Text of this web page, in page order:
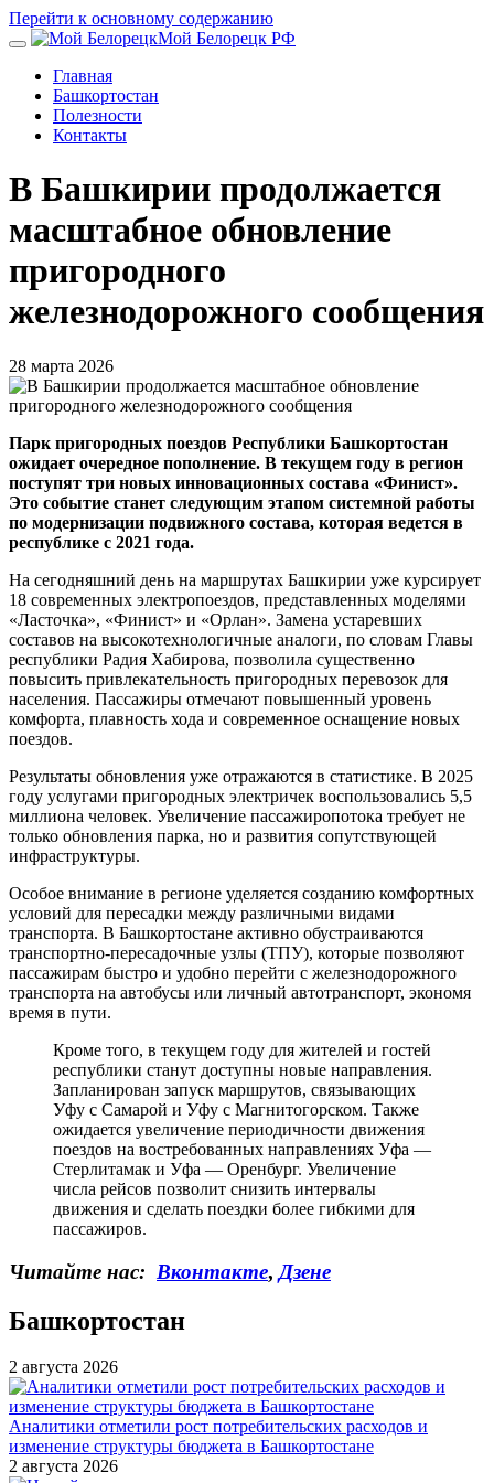
Перейти к основному содержанию
Мой Белорецк РФ
Главная
Башкортостан
Полезности
Контакты
В Башкирии продолжается
масштабное обновление
пригородного
железнодорожного сообщения
28 марта 2026
Парк пригородных поездов Республики Башкортостан
ожидает очередное пополнение. В текущем году в регион
поступят три новых инновационных состава «Финист».
Это событие станет следующим этапом системной работы
по модернизации подвижного состава, которая ведется в
республике с 2021 года.
На сегодняшний день на маршрутах Башкирии уже курсирует
18 современных электропоездов, представленных моделями
«Ласточка», «Финист» и «Орлан». Замена устаревших
составов на высокотехнологичные аналоги, по словам Главы
республики Радия Хабирова, позволила существенно
повысить привлекательность пригородных перевозок для
населения. Пассажиры отмечают повышенный уровень
комфорта, плавность хода и современное оснащение новых
поездов.
Результаты обновления уже отражаются в статистике. В 2025
году услугами пригородных электричек воспользовались 5,5
миллиона человек. Увеличение пассажиропотока требует не
только обновления парка, но и развития сопутствующей
инфраструктуры.
Особое внимание в регионе уделяется созданию комфортных
условий для пересадки между различными видами
транспорта. В Башкортостане активно обустраиваются
транспортно-пересадочные узлы (ТПУ), которые позволяют
пассажирам быстро и удобно перейти с железнодорожного
транспорта на автобусы или личный автотранспорт, экономя
время в пути.
Кроме того, в текущем году для жителей и гостей
республики станут доступны новые направления.
Запланирован запуск маршрутов, связывающих
Уфу с Самарой и Уфу с Магнитогорском. Также
ожидается увеличение периодичности движения
поездов на востребованных направлениях Уфа —
Стерлитамак и Уфа — Оренбург. Увеличение
числа рейсов позволит снизить интервалы
движения и сделать поездки более гибкими для
пассажиров.
Читайте нас: Вконтакте, Дзене
Башкортостан
2 августа 2026
Аналитики отметили рост потребительских расходов и
изменение структуры бюджета в Башкортостане
2 августа 2026